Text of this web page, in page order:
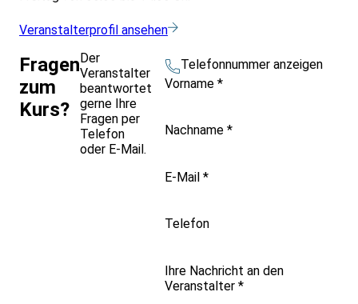
Veranstalterprofil ansehen
Fragen
zum
Kurs?
Der
Veranstalter
beantwortet
gerne Ihre
Fragen per
Telefon
oder E-Mail.
Telefonnummer anzeigen
Vorname *
Nachname *
E-Mail *
Telefon
Ihre Nachricht an den
Veranstalter *